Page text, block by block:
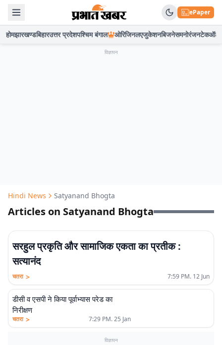
ePaper
होमझारखण्डबिहारउत्तर प्रदेशपश्चिम बंगाल ओरिजिनलएजुकेशनबिजनेसमनोरंजनटेकऑटो
विज्ञापन
Hindi News Satyanand Bhogta
Articles on Satyanand Bhogta
सरहुल प्रकृति और सामाजिक एकता का प्रतीक :
सत्यानंद
चतरा > 7:59 PM. 12 Jun
डीसी व एसपी ने किया पूर्वाभ्यास परेड का
निरीक्षण
चतरा > 7:29 PM. 25 Jan
विज्ञापन